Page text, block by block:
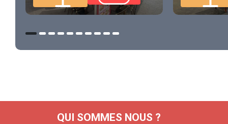
QUI SOMMES NOUS ?